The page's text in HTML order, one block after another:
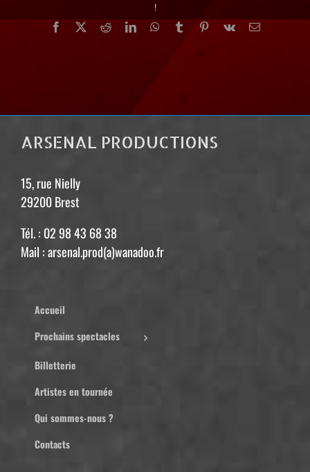
!
Facebook
X RedditLinkedInWhatsApp
TumblrPinterest
Vk Email
ARSENAL PRODUCTIONS
15, rue Nielly
29200 Brest
Tél. : 02 98 43 68 38
Mail : arsenal.prod(a)wanadoo.fr
Accueil
Prochains spectacles
Billetterie
Artistes en tournée
Qui sommes-nous ?
Contacts